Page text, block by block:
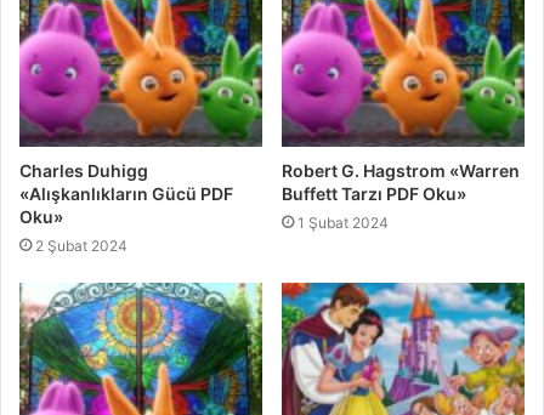
Charles Duhigg
«Alışkanlıkların Gücü PDF
Oku»
2 Şubat 2024
Robert G. Hagstrom «Warren
Buffett Tarzı PDF Oku»
1 Şubat 2024